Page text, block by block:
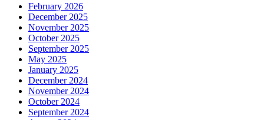
February 2026
December 2025
November 2025
October 2025
September 2025
May 2025
January 2025
December 2024
November 2024
October 2024
September 2024